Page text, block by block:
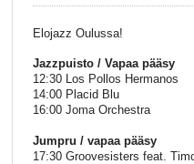
Elojazz Oulussa!
Jazzpuisto / Vapaa pääsy
12:30 Los Pollos Hermanos
14:00 Placid Blu
16:00 Joma Orchestra
Jumpru / vapaa pääsy
17:30 Groovesisters feat.